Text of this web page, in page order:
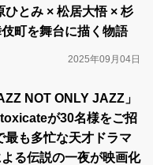
とみ × 松居大悟 × 杉
町を舞台に描く物語
2025年09月04日
NOT ONLY JAZZ」
が30名様をご招
も多忙な天才ドラマ
る伝説の一夜が映画化